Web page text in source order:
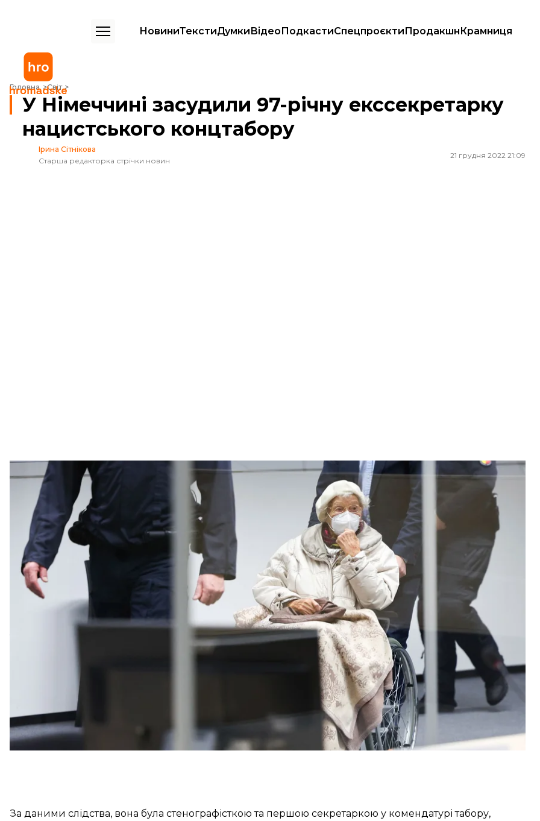
НовиниТекстиДумкиВідеоПодкастиСпецпроєктиПродакшнКрамниця
Головна Світ
У Німеччині засудили 97-річну екссекретарку нацистського концтабору
У Німеччині засудили 97-річну екссекретарку
нацистського концтабору
Ірина Сітнікова
Старша редакторка стрічки новин
21 грудня 2022 21:09
Ірмгард Фурхнер на судовому засіданні в Ітцехо, Німеччина, 20 грудня 2022 року
Christian Charisius / Pool Photo via DPA
Суд у Німеччині виніс вирок 97—річній Ірмгард Фурхнер, яка працювала у нацистському
концтаборі. Вона стала першою жінкою, яка за останні десятиліття потрапила до суду за злочини,
пов'язані з Третім Рейхом.
Про цепишеBild.
Літня жінка, якій закидають причетність до близько 11 тисяч випадків убивств часів нацистської
Німеччини, до останнього не визнавала свою провину та відмовчувалася. Минулого року вона
навіть втекла з будинку для літніх
людей перед початком суду.
Утім через 21 місяць після висунення обвинувачення суд таки виніс Ірмгард Фурхнер вирок: її
визнано винною за пособництво та підбурювання до масового вбивства щонайменше 10 505 людей
у таборі Штутгоф в окупованій нацистами Польщі (поблизу міста Гданськ).
За даними слідства, вона була стенографісткою та першою секретаркою у комендатурі табору,